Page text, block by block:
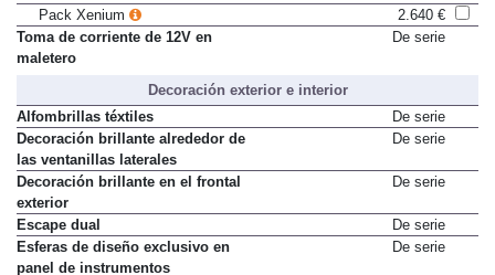
Techo solar
1.138 €
Pack Xenium
2.640 €
Toma de corriente de 12V en
Decoración exterior e interior
Alfombrillas téxtiles
De serie
Decoración brillante alrededor de
las ventanillas laterales
Decoración brillante en el frontal
exterior
Escape dual
De serie
Esferas de diseño exclusivo en